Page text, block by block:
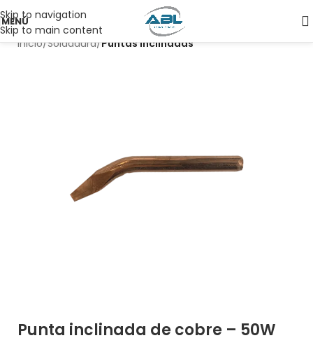
Skip to navigation
Skip to main content
MENÚ
Inicio Soldadura Puntas inclinadas
Punta inclinada de cobre – 50W